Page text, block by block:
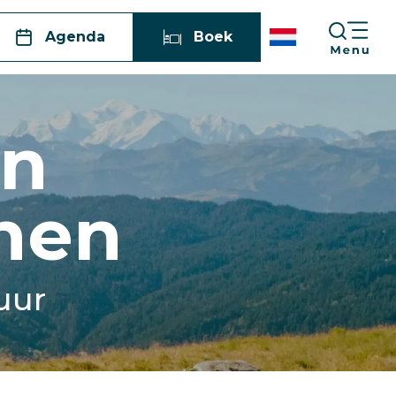
Agenda Boek